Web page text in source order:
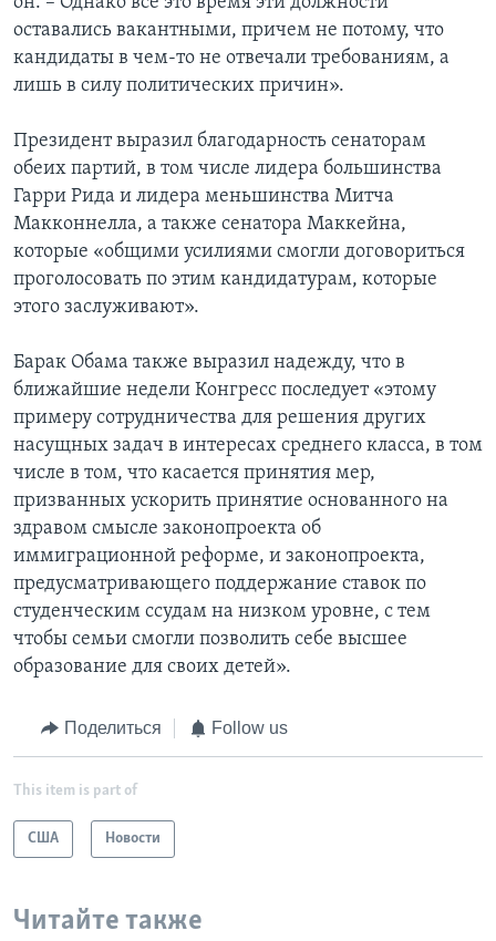
оставались вакантными, причем не потому, что
кандидаты в чем-то не отвечали требованиям, а
лишь в силу политических причин».
Президент выразил благодарность сенаторам
обеих партий, в том числе лидера большинства
Гарри Рида и лидера меньшинства Митча
Макконнелла, а также сенатора Маккейна,
которые «общими усилиями смогли договориться
проголосовать по этим кандидатурам, которые
этого заслуживают».
Барак Обама также выразил надежду, что в
ближайшие недели Конгресс последует «этому
примеру сотрудничества для решения других
насущных задач в интересах среднего класса, в том
числе в том, что касается принятия мер,
призванных ускорить принятие основанного на
здравом смысле законопроекта об
иммиграционной реформе, и законопроекта,
предусматривающего поддержание ставок по
студенческим ссудам на низком уровне, с тем
чтобы семьи смогли позволить себе высшее
образование для своих детей».
Поделиться Follow us
This item is part of
США Новости
Читайте также